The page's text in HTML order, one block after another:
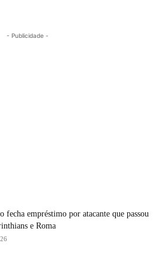
- Publicidade -
fecha empréstimo por atacante que passou
e Roma